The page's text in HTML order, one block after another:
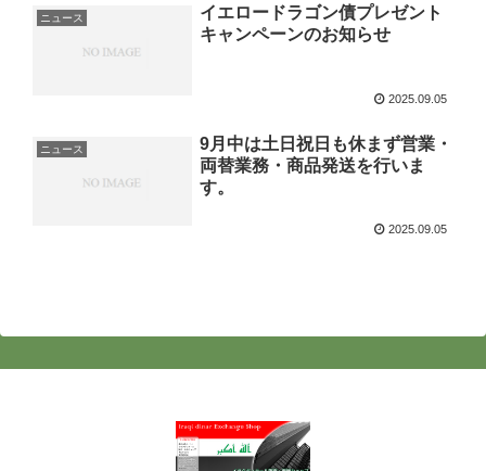
ニュース
イエロードラゴン債プレゼント
キャンペーンのお知らせ
2025.09.05
ニュース
9月中は土日祝日も休まず営業・
両替業務・商品発送を行いま
す。
2025.09.05